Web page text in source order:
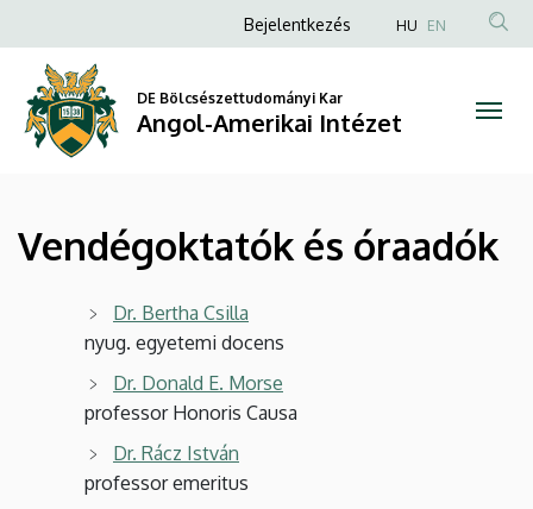
Vendégoktatók
és
óraadók
Angol-
Amerikai
Intézet
a
tartalomra
Anonim
fiók
menüje
Bejelentkezés HU EN
DE Bölcsészettudományi Kar
Angol-Amerikai Intézet
Vendégoktatók és óraadók
Dr. Bertha Csilla
nyug. egyetemi docens
Dr. Donald E. Morse
professor Honoris Causa
Dr. Rácz István
professor emeritus